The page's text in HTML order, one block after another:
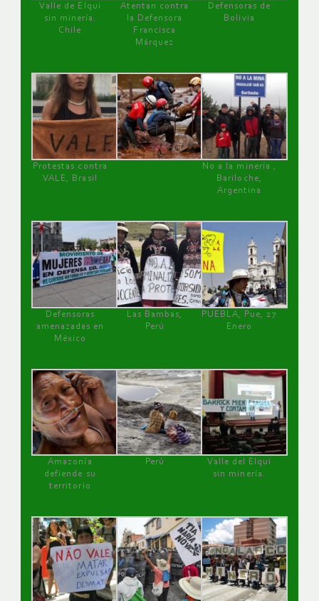
Valle de Elqui
sin minería.
Chile
Atentan contra
la Defensora
Francisca
Márquez
Defensoras de
Bolivia
Protestas contra
VALE, Brasil
No a la minería ,
Bariloche,
Argentina
Defensoras
amenazadas en
México
Las Bambas,
Perú
PUEBLA, Pue, 27
Enero
Amazonía
defiende su
territorio
Perú
Valle del Elqui
sin minería.